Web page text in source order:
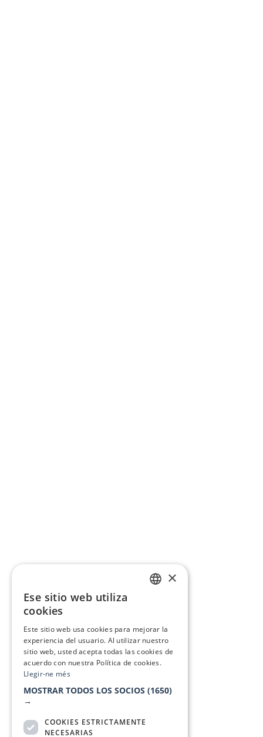
×
Ese sitio web utiliza
cookies
Este sitio web usa cookies para mejorar la
experiencia del usuario. Al utilizar nuestro
sitio web, usted acepta todas las cookies de
acuerdo con nuestra Política de cookies.
Llegir-ne més
MOSTRAR TODOS LOS SOCIOS (1650)
→
COOKIES ESTRICTAMENTE
NECESARIAS